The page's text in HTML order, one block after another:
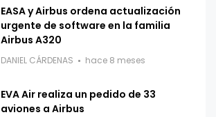
EASA y Airbus ordena actualización
urgente de software en la familia
Airbus A320
DANIEL CÁRDENAS hace 8 meses
EVA Air realiza un pedido de 33
aviones a Airbus